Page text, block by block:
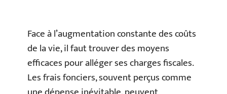
Face à l’augmentation constante des coûts
de la vie, il faut trouver des moyens
efficaces pour alléger ses charges fiscales.
Les frais fonciers, souvent perçus comme